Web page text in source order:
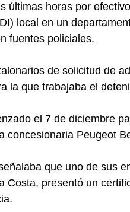
últimas horas por
local en un
fuentes policiales.
de solicitud de
la que trabajaba el
el 7 de diciembre
concesionaria Peugeot
que uno de sus
Costa, presentó un